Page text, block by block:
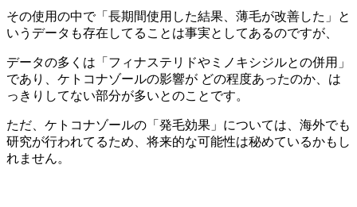
その使用の中で「長期間使用した結果、薄毛が改善した」と
いうデータも存在してることは事実としてあるのですが、
データの多くは「フィナステリドやミノキシジルとの併用」
であり、ケトコナゾールの影響が どの程度あったのか、は
っきりしてない部分が多いとのことです。
ただ、ケトコナゾールの 「発毛効果」については、海外でも
研究が行われてるため、将来的な可能性は秘めているかもし
れません。